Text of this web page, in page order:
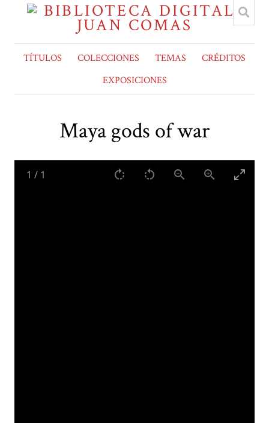
TÍTULOS COLECCIONES TEMAS
CRÉDITOS
EXPOSICIONES
Maya gods of war
1 / 1